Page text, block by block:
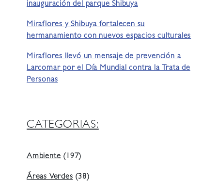
inauguración del parque Shibuya
Miraflores y Shibuya fortalecen su
hermanamiento con nuevos espacios culturales
Miraflores llevó un mensaje de prevención a
Larcomar por el Día Mundial contra la Trata de
Personas
CATEGORIAS:
Ambiente(197)
Áreas Verdes(38)